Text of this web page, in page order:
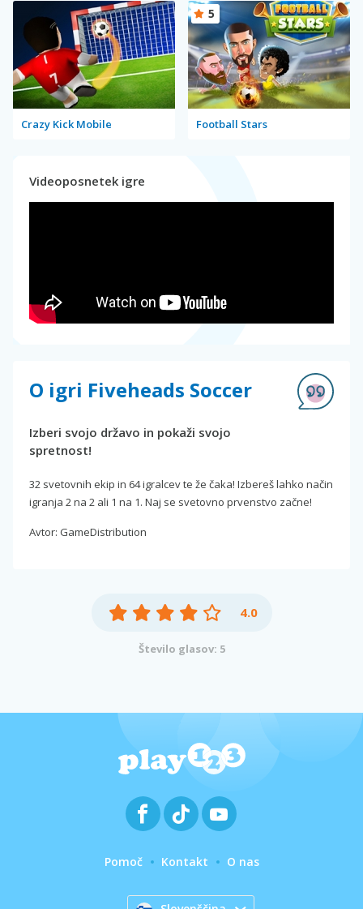
Crazy Kick Mobile Football Stars
5
Videoposnetek igre
O igri Fiveheads Soccer
Izberi svojo državo in pokaži svojo
spretnost!
32 svetovnih ekip in 64 igralcev te že čaka! Izbereš lahko način
igranja 2 na 2 ali 1 na 1. Naj se svetovno prvenstvo začne!
Avtor: GameDistribution
4.0
Število glasov: 5
Pomoč Kontakt O nas